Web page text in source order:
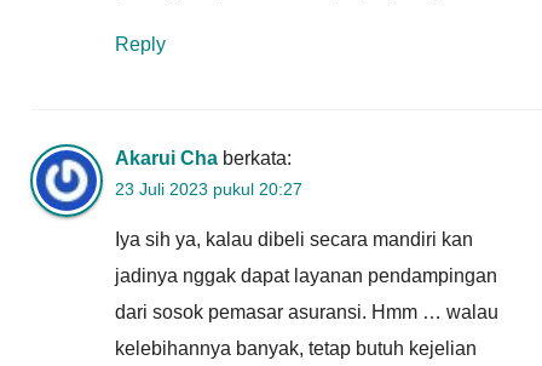
Reply
Akarui Cha berkata:
23 Juli 2023 pukul 20:27
Iya sih ya, kalau dibeli secara mandiri kan
jadinya nggak dapat layanan pendampingan
dari sosok pemasar asuransi. Hmm … walau
kelebihannya banyak, tetap butuh kejelian